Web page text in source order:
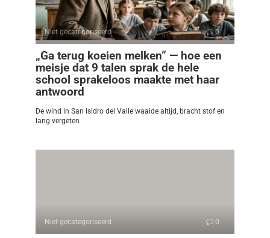
Niet gecategoriseerd 0
„Ga terug koeien melken“ — hoe een
meisje dat 9 talen sprak de hele
school sprakeloos maakte met haar
antwoord
De wind in San Isidro del Valle waaide altijd, bracht stof en
lang vergeten
Niet gecategoriseerd 0